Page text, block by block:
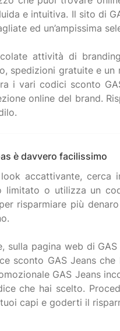
e intuitiva. Il sito di
ed un’ampissima
attività di
spedizioni gratuite e
i vari codici sconto
online del brand.
è davvero facilissimo
accattivante,
limitato o utilizza un
risparmiare più
sulla pagina web di
sconto GAS Jeans
GAS Jeans
che hai scelto.